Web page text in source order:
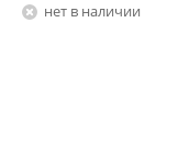
Нет в наличии